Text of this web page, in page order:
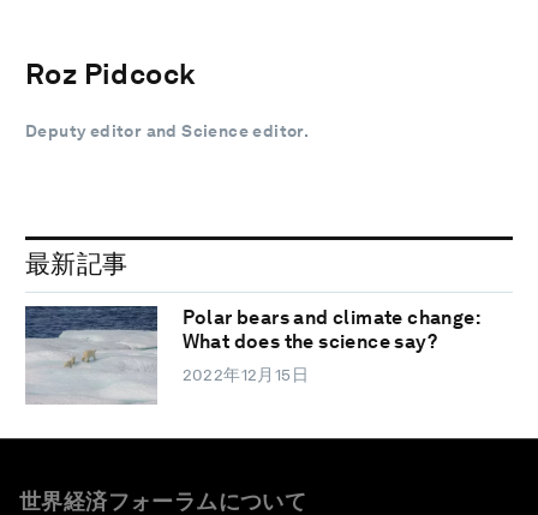
Roz Pidcock
Deputy editor and Science editor.
最新記事
Polar bears and climate change:
What does the science say?
2022年12月15日
世界経済フォーラムについて